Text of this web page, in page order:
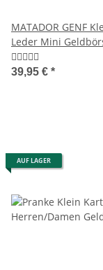
MATADOR GENF
Leder Mini
Damen Herren TüV
39,95 € *
AUF LAGER